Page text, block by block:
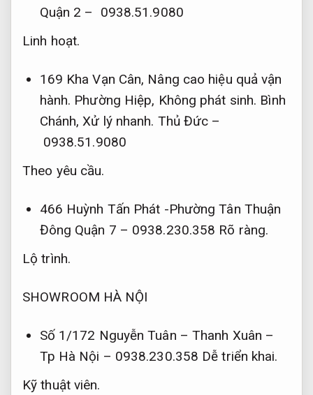
Quận 2 – 0938.51.9080
Linh hoạt.
169 Kha Vạn Cân, Nâng cao hiệu quả vận
hành. Phường Hiệp, Không phát sinh. Bình
Chánh,Xử lý nhanh. Thủ Đức –
0938.51.9080
Theo yêu cầu.
466 Huỳnh Tấn Phát -Phường Tân Thuận
Đông Quận 7 – 0938.230.358 Rõ ràng.
Lộ trình.
SHOWROOM HÀ NỘI
Số 1/172 Nguyễn Tuân – Thanh Xuân –
Tp Hà Nội – 0938.230.358 Dễ triển khai.
Kỹ thuật viên.